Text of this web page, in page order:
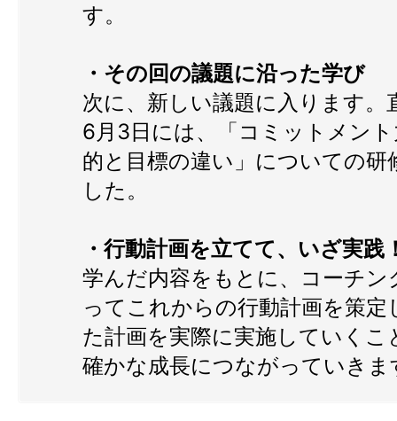
す。
・その回の議題に沿った学び
次に、新しい議題に入ります。
6月3日には、「コミットメン
的と目標の違い」についての研
した。
・行動計画を立てて、いざ実践
学んだ内容をもとに、コーチン
ってこれからの行動計画を策定
た計画を実際に実施していくこ
確かな成長につながっていきま